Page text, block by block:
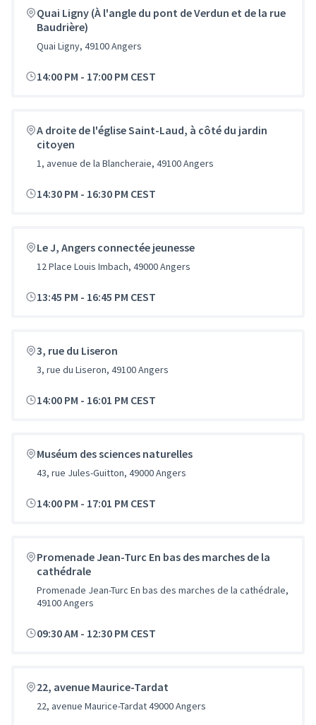
Quai Ligny (À l'angle du pont de Verdun et de la rue
Baudrière)
Quai Ligny, 49100 Angers
14:00 PM - 17:00 PM CEST
A droite de l'église Saint-Laud, à côté du jardin
citoyen
1, avenue de la Blancheraie, 49100 Angers
14:30 PM - 16:30 PM CEST
Le J, Angers connectée jeunesse
12 Place Louis Imbach, 49000 Angers
13:45 PM - 16:45 PM CEST
3, rue du Liseron
3, rue du Liseron, 49100 Angers
14:00 PM - 16:01 PM CEST
Muséum des sciences naturelles
43, rue Jules-Guitton, 49000 Angers
14:00 PM - 17:01 PM CEST
Promenade Jean-Turc En bas des marches de la
cathédrale
Promenade Jean-Turc En bas des marches de la cathédrale,
49100 Angers
09:30 AM - 12:30 PM CEST
22, avenue Maurice-Tardat
22, avenue Maurice-Tardat 49000 Angers